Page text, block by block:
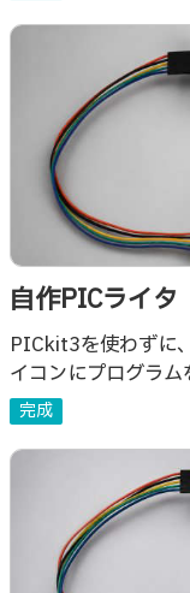
自作PICライ
いてPICマイコ
PICkit3を使わずに
イコンにプログラム
ご紹介します。
完成